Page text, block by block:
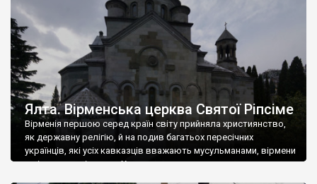
Ялта. Вірменська церква Святої Ріпсіме
Вірменія першою серед країн світу прийняла християнство,
як державну релігію, й на подив багатьох пересічних
українців, які усіх кавказців вважають мусульманами, вірмени
є відданими вірянами Христа